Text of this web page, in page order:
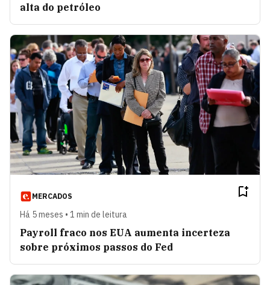
alta do petróleo
MERCADOS
Há 5 meses • 1 min de leitura
Payroll fraco nos EUA aumenta incerteza
sobre próximos passos do Fed